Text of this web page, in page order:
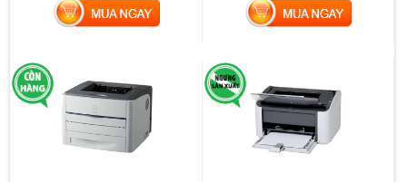
MUA NGAY MUA NGAY